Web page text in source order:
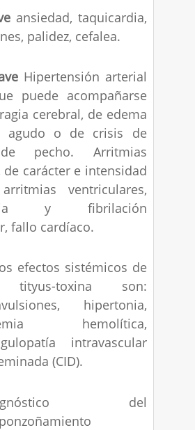
ansiedad, taquicardia,
palidez, cefalea.
Hipertensión arterial
puede acompañarse
cerebral, de edema
agudo o de crisis de
pecho. Arritmias
de carácter e intensidad
ventriculares,
y fibrilación
fallo cardíaco.
efectos sistémicos de
toxina son:
hipertonia,
hemolítica,
intravascular
(CID).
del